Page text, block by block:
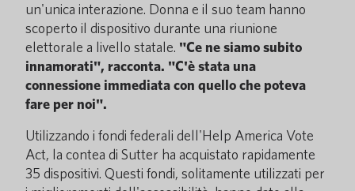
un'unica interazione. Donna e il suo team hanno
scoperto il dispositivo durante una riunione
elettorale a livello statale. "Ce ne siamo subito
innamorati", racconta. "C'è stata una
connessione immediata con quello che poteva
fare per noi".
Utilizzando i fondi federali dell'Help America Vote
Act, la contea di Sutter ha acquistato rapidamente
35 dispositivi. Questi fondi, solitamente utilizzati per